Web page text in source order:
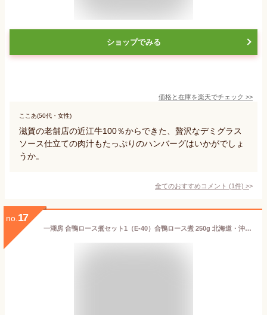
ショップでみる
価格と在庫を楽天でチェック >>
ここあ(50代・女性)
滋賀の老舗店の近江牛100％からできた、贅沢なデミグラス
ソース仕立ての肉汁もたっぷりのハンバーグはいかがでしょ
うか。
全てのおすすめコメント (1件) >
no. 17
一湖房 合鴨ロース煮セット1（E-40）合鴨ロース煮 250g 北海道・沖縄送料別 たれ付き お取り寄せ 合鴨肉 滋賀県 ギフト 贈答 プレゼント